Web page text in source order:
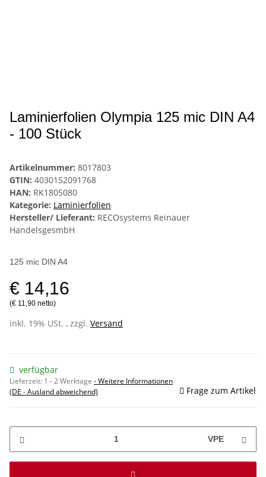
Laminierfolien Olympia 125 mic DIN A4
- 100 Stück
Artikelnummer: 8017803
GTIN: 4030152091768
HAN: RK1805080
Kategorie: Laminierfolien
Hersteller/ Lieferant: RECOsystems Reinauer
HandelsgesmbH
125 mic DIN A4
€ 14,16
(€ 11,90 netto)
inkl. 19% USt. , zzgl. Versand
verfügbar
Lieferzeit: 1 - 2 Werktage - Weitere Informationen
(DE - Ausland abweichend)
Frage zum Artikel
VPE